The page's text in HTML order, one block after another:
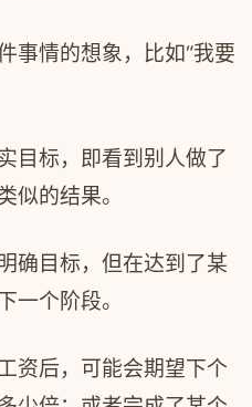
事情的想象，比如“我要
目标，即看到别人做了
似的结果。
确目标，但在达到了某
一个阶段。
资后，可能会期望下个